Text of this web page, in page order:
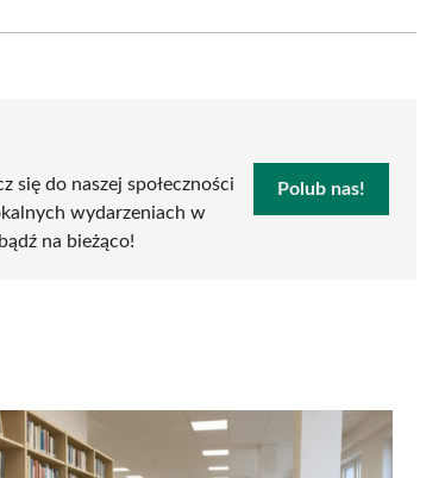
się do naszej społeczności
wydarzeniach w
na bieżąco!
Polub nas!